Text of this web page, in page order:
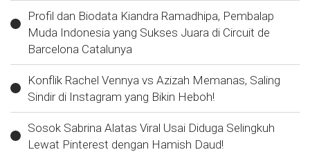
Profil dan Biodata Kiandra Ramadhipa, Pembalap
Muda Indonesia yang Sukses Juara di Circuit de
Barcelona Catalunya
Konflik Rachel Vennya vs Azizah Memanas, Saling
Sindir di Instagram yang Bikin Heboh!
Sosok Sabrina Alatas Viral Usai Diduga Selingkuh
Lewat Pinterest dengan Hamish Daud!